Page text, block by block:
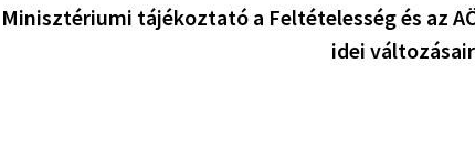
Minisztériumi tájékoztató a Feltételesség és az
idei